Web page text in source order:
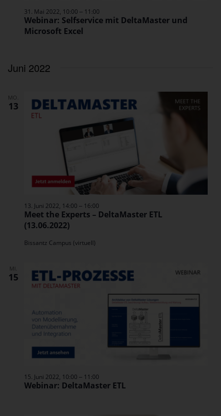
31. Mai 2022, 10:00 – 11:00
Webinar: Selfservice mit DeltaMaster und
Microsoft Excel
Juni 2022
MO.
13
13. Juni 2022, 14:00 – 16:00
Meet the Experts – DeltaMaster ETL
(13.06.2022)
Bissantz Campus (virtuell)
MI.
15
15. Juni 2022, 10:00 – 11:00
Webinar: DeltaMaster ETL